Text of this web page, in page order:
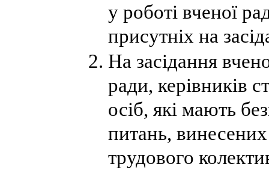
у роботі вченої
присутніх на
На засідання
ради, керівників
осіб, які мають
питань,
трудового